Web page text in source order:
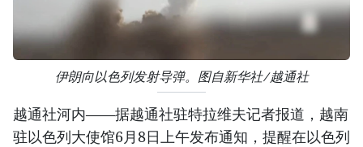
伊朗向以色列发射导弹。图自新华社/越通社
越通社河内——据越通社驻特拉维夫记者报道，越南
驻以色列大使馆6月8日上午发布通知，提醒在以色列